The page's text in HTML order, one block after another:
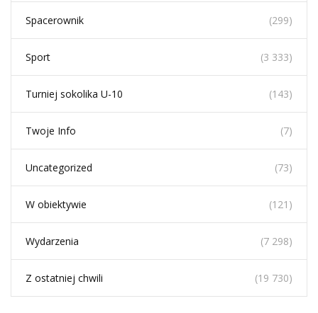
Spacerownik (299)
Sport (3 333)
Turniej sokolika U-10 (143)
Twoje Info (7)
Uncategorized (73)
W obiektywie (121)
Wydarzenia (7 298)
Z ostatniej chwili (19 730)